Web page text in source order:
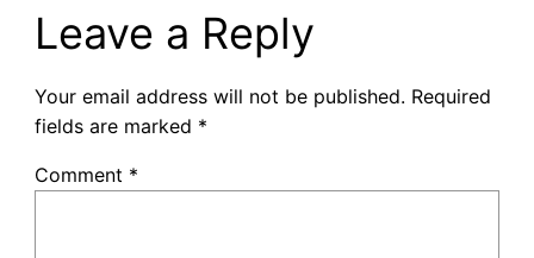
Leave a Reply
Your email address will not be published. Required
fields are marked *
Comment *